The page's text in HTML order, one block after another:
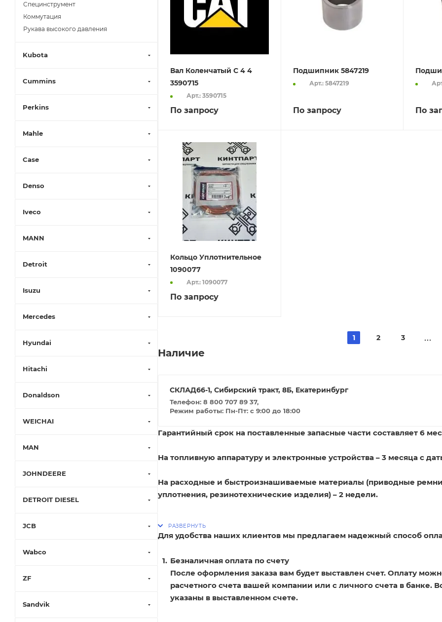
Вал Коленчатый C 4 4
3590715
Арт.: 3590715
По запросу
Подшипник 5847219
Арт.: 5847219
По запросу По
Кольцо Уплотнительное
1090077
Арт.: 1090077
По запросу
1 2 3
Наличие
СКЛАД66-1, Сибирский тракт, 8Б, Екатеринбург
Телефон: 8 800 707 89 37,
Режим работы: Пн-Пт: с 9:00 до 18:00
Гарантийный срок на поставленные запасные части составляет 6
На топливную аппаратуру и электронные устройства – 3 месяца с
На расходные и быстроизнашиваемые материалы (приводные
уплотнения, резинотехнические изделия) – 2 недели.
Для удобства наших клиентов мы предлагаем надежный способ
Безналичная оплата по счету
После оформления заказа вам будет выставлен счет. Оплату
расчетного счета вашей компании или с личного счета в банке.
указаны в выставленном счете.
Специнструмент
Коммутация
Рукава высокого давления
Kubota
Cummins
Perkins
Mahle
Case
Denso
Iveco
MANN
Detroit
Isuzu
Mercedes
Hyundai
Hitachi
Donaldson
WEICHAI
MAN
JOHNDEERE
DETROIT DIESEL
JCB
Wabco
ZF
Sandvik